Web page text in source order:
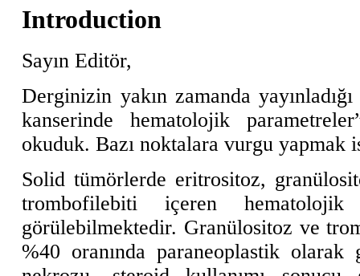
Introduction
Sayın Editör,
Derginizin yakın zamanda
kanserinde hematolojik
okuduk. Bazı noktalara vurgu yapmak
Solid tümörlerde eritrositoz,
trombofilebiti içeren hematolojik
görülebilmektedir. Granülositoz ve
%40 oranında paraneoplastik